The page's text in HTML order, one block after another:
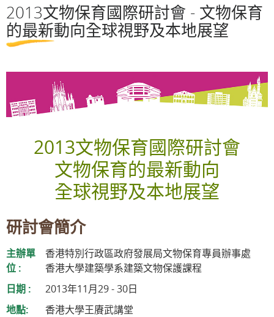
2013文物保育國際研討會 - 文物保育
的最新動向全球視野及本地展望
2013文物保育國際研討會
文物保育的最新動向
全球視野及本地展望
研討會簡介
主辦單
位 :
香港特別行政區政府發展局文物保育專員辦事處
香港大學建築學系建築文物保護課程
日期 :
2013年11月29 - 30日
地點:
香港大學王賡武講堂